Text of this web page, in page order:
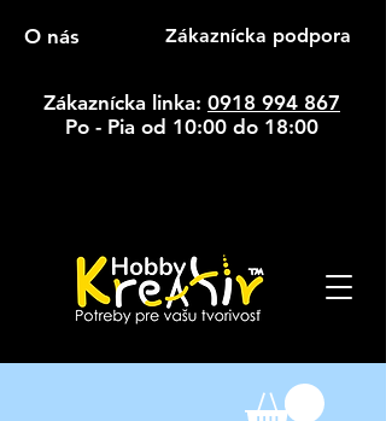
O nás Zákaznícka podpora
Zákaznícka linka: 0918 994 867
Po - Pia od 10:00 do 18:00